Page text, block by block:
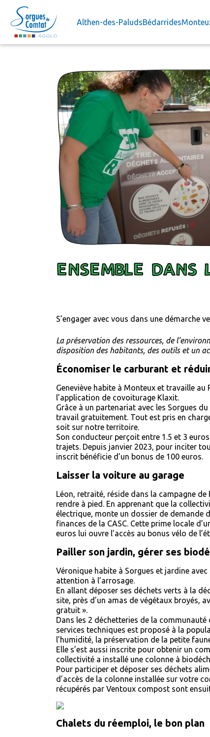
Accéder au contenu
Althen-des-PaludsBédarrides
ENSEMBLE DANS
S’engager avec vous dans une démarche
La préservation des ressources, de
disposition des habitants, des outils et un
Économiser le carburant et
Geneviève habite à Monteux et travaille au
l’application de covoiturage Klaxit.
Grâce à un partenariat avec les Sorgues
travail gratuitement. Tout est pris en
soit sur notre territoire.
Son conducteur perçoit entre 1.5 et 3
trajets. Depuis janvier 2023, pour inciter
inscrit bénéficie d’un bonus de 100 euros.
Laisser la voiture au garage
Léon, retraité, réside dans la campagne
rendre à pied. En apprenant que la
électrique, monte un dossier de demande
finances de la CASC. Cette prime locale
euros lui ouvre l’accès au bonus vélo de
Pailler son jardin, gérer ses
Véronique habite à Sorgues et jardine
attention à l’arrosage.
En allant déposer ses déchets verts à la
site, près d’un amas de végétaux broyés,
gratuit ».
Dans les 2 déchetteries de la
services techniques est proposé à la
l’humidité, la préservation de la petite
Elle s’est aussi inscrite pour obtenir un
collectivité a installé une colonne à
Pour participer et déposer ses déchets
d’accès de la colonne installée sur votre
récupérés par Ventoux compost sont
Chalets du réemploi, le bon plan